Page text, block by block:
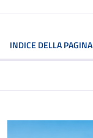
INDICE DELLA PAGINA